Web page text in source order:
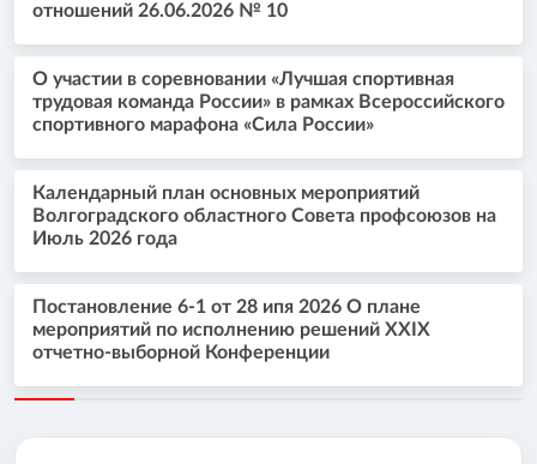
отношений 26.06.2026 № 10
О участии в соревновании «Лучшая спортивная
трудовая команда России» в рамках Всероссийского
спортивного марафона «Сила России»
Календарный план основных мероприятий
Волгоградского областного Совета профсоюзов на
Июль 2026 года
Постановление 6-1 от 28 ипя 2026 О плане
мероприятий по исполнению решений XXIX
отчетно-выборной Конференции